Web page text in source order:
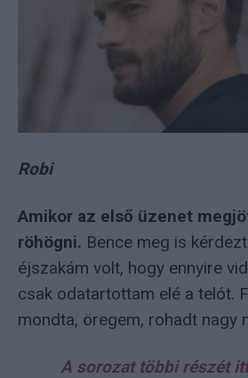
Robi
Amikor az első üzenet
röhögni. Bence meg is
éjszakám volt, hogy ennyire
csak odatartottam elé a telót.
mondta, öregem, rohadt nagy
A sorozat többi részét